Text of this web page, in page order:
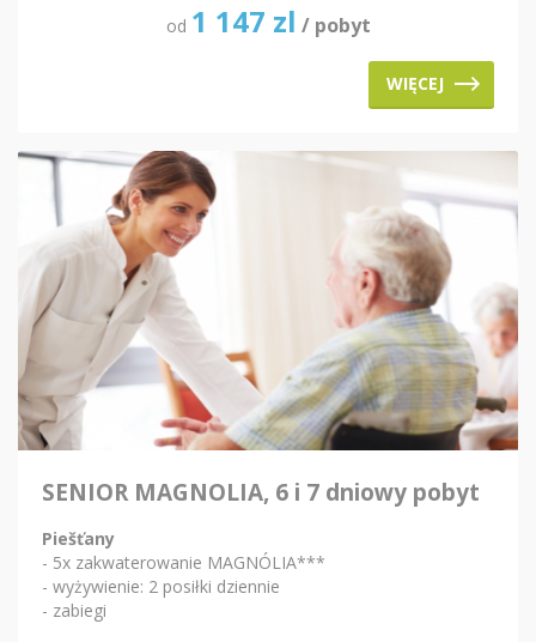
od 1 147 zl / pobyt
WIĘCEJ
SENIOR MAGNOLIA, 6 i 7 dniowy pobyt
Piešťany
- 5x zakwaterowanie MAGNÓLIA***
- wyżywienie: 2 posiłki dziennie
- zabiegi